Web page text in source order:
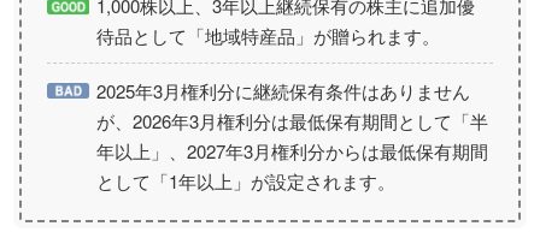
1,000株以上、3年以上継続保有の株主に追加優
待品として「地域特産品」が贈られます。
2025年3月権利分に継続保有条件はありません
が、2026年3月権利分は最低保有期間として「半
年以上」、2027年3月権利分からは最低保有期間
として「1年以上」が設定されます。